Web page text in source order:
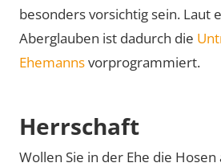
besonders vorsichtig sein. Laut
Aberglauben ist dadurch die
Ehemannsvorprogrammiert.
Herrschaft
Wollen Sie in der Ehe die Hosen